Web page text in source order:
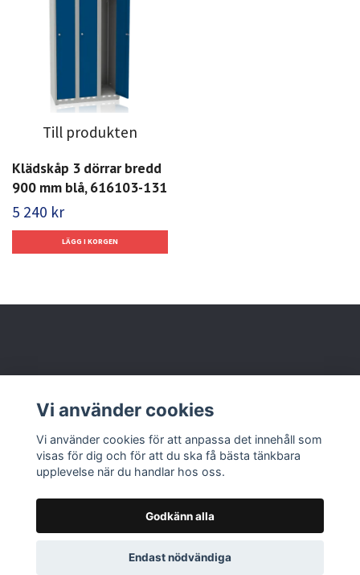
Till produkten
Klädskåp 3 dörrar bredd
900 mm blå, 616103-131
5 240 kr
Läs mer
© 2026 Nolbox AB
Vi använder cookies
Vi använder cookies för att anpassa det innehåll som
visas för dig och för att du ska få bästa tänkbara
upplevelse när du handlar hos oss.
Godkänn alla
Endast nödvändiga